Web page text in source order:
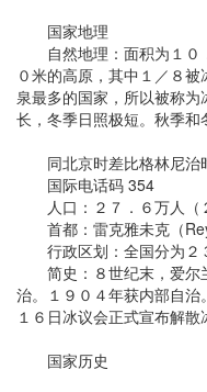
国家地理
自然地理：面积为１０．
０米的高原，其中１／８
泉最多的国家，所以被称
长，冬季日照极短。秋季和
同北京时差比格林尼治
国际电话码 354
人口：２７．６万人（２
首都：雷克雅未克（
行政区划：全国分为２
简史：８世纪末，爱尔兰
治。１９０４年获内部自
１６日冰议会正式宣布解
国家历史